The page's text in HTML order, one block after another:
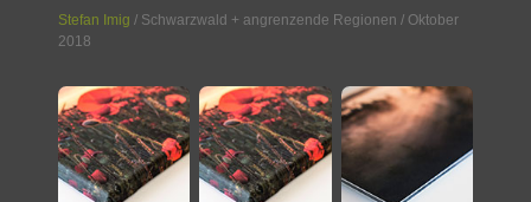
Stefan Imig / Schwarzwald + angrenzende Regionen / Oktober
2018